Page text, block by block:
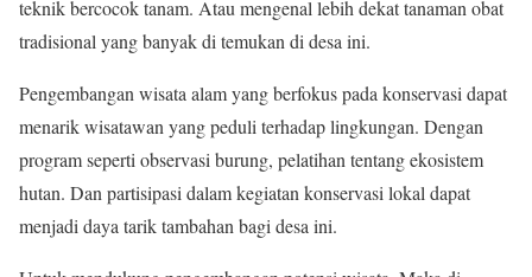
teknik bercocok tanam. Atau mengenal lebih dekat tanaman obat
tradisional yang banyak di temukan di desa ini.
Pengembangan wisata alam yang berfokus pada konservasi dapat
menarik wisatawan yang peduli terhadap lingkungan. Dengan
program seperti observasi burung, pelatihan tentang ekosistem
hutan. Dan partisipasi dalam kegiatan konservasi lokal dapat
menjadi daya tarik tambahan bagi desa ini.